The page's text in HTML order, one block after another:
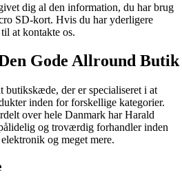
dig al den information, du har brug
SD-kort. Hvis du har yderligere
at kontakte os.
Gode Allround Butik
der er specialiseret i at
inden for forskellige kategorier.
over hele Danmark har Harald
og troværdig forhandler inden
og meget mere.